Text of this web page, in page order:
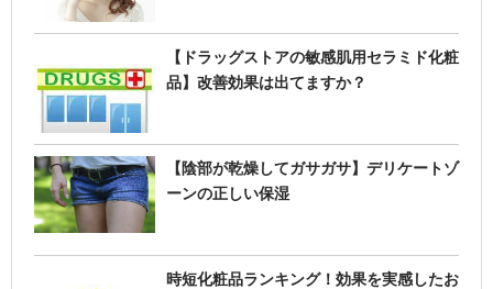
【ドラッグストアの敏感肌用セラミド化粧
品】改善効果は出てますか？
【陰部が乾燥してガサガサ】デリケートゾ
ーンの正しい保湿
時短化粧品ランキング！効果を実感したお